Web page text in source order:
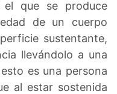
que se produce
de un cuerpo
sustentante,
llevándolo a una
es una persona
al estar sostenida